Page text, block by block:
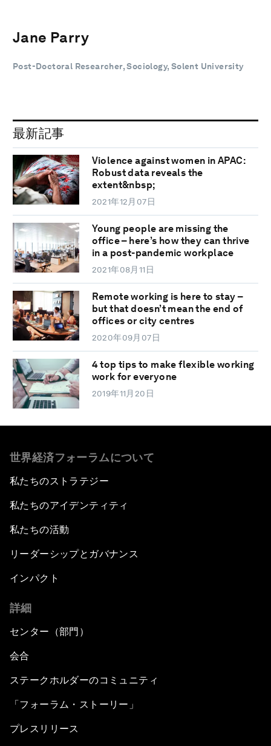
Jane Parry
Post-Doctoral Researcher, Sociology, Solent University
最新記事
Violence against women in APAC:
Robust data reveals the
extent&nbsp;
2021年12月07日
Young people are missing the
office – here’s how they can thrive
in a post-pandemic workplace
2021年08月11日
Remote working is here to stay –
but that doesn’t mean the end of
offices or city centres
2020年09月07日
4 top tips to make flexible working
work for everyone
2019年11月20日
世界経済フォーラムについて
私たちのストラテジー
私たちのアイデンティティ
私たちの活動
リーダーシップとガバナンス
インパクト
詳細
センター（部門）
会合
ステークホルダーのコミュニティ
「フォーラム・ストーリー」
プレスリリース